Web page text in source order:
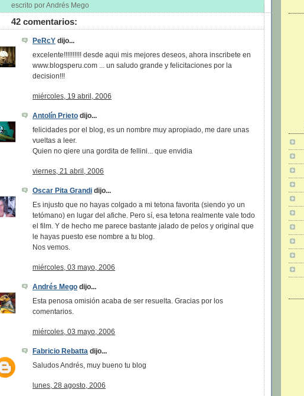
escrito por Andrés Mego
42 comentarios:
PeRcY dijo...
excelente!!!!!!!!!! desde aqui mis mejores deseos, ahora inscribete en
www.blogsperu.com ... un saludo grande y felicitaciones por la
decision!!!
miércoles, 19 abril, 2006
Antolín Prieto dijo...
felicidades por el blog, es un nombre muy apropiado, me dare unas
vueltas a leer.
Quien no qiere una gordita de fellini... que envidia
viernes, 21 abril, 2006
Oscar Pita Grandi dijo...
Es injusto que no hayas colgado a mi tetona favorita (siendo yo un
tetómano) en lugar del afiche. Pero sí, esa tetona realmente vale todo
el film. Y de hecho me parece bastante jalado de pelos y original que
le hayas puesto ese nombre a tu blog.
Nos vemos.
miércoles, 03 mayo, 2006
Andrés Mego dijo...
Esta penosa omisión acaba de ser resuelta. Gracias por los
comentarios.
miércoles, 03 mayo, 2006
Fabricio Rebatta dijo...
Saludos Andrés, muy bueno tu blog
lunes, 28 agosto, 2006